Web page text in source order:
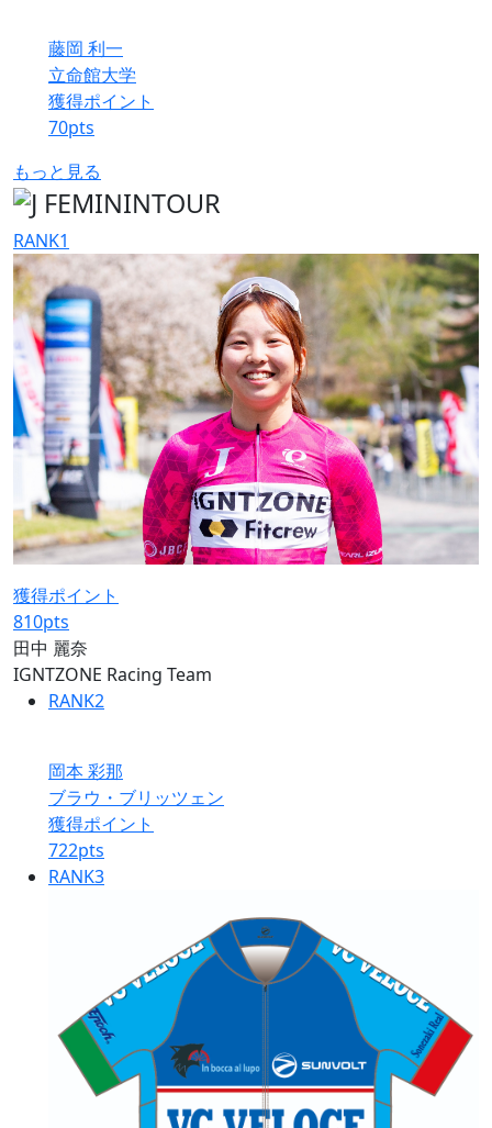
藤岡 利一
立命館大学
獲得ポイント
70pts
もっと見る
RANK1
獲得ポイント
810pts
田中 麗奈
IGNTZONE Racing Team
RANK2
岡本 彩那
ブラウ・ブリッツェン
獲得ポイント
722pts
RANK3